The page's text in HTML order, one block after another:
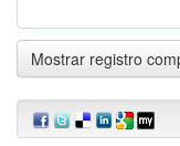
Mostrar registro